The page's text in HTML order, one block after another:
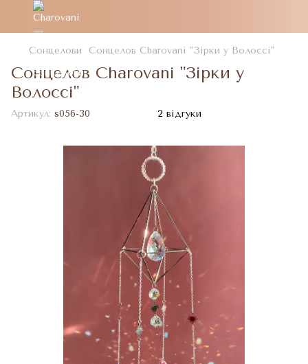
Сонцелови Сонцелов Charovani "Зірки у Волоссі"
Сонцелов Charovani "Зірки у
Волоссі"
Артикул: s056-30 2 відгуки